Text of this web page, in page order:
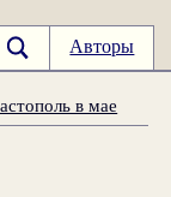
Авторы
в мае